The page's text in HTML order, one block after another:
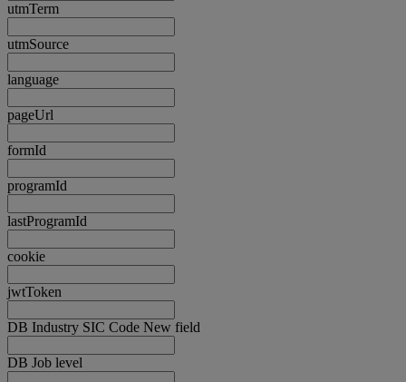
utmTerm
utmSource
language
pageUrl
formId
programId
lastProgramId
cookie
jwtToken
DB Industry SIC Code New field
DB Job level